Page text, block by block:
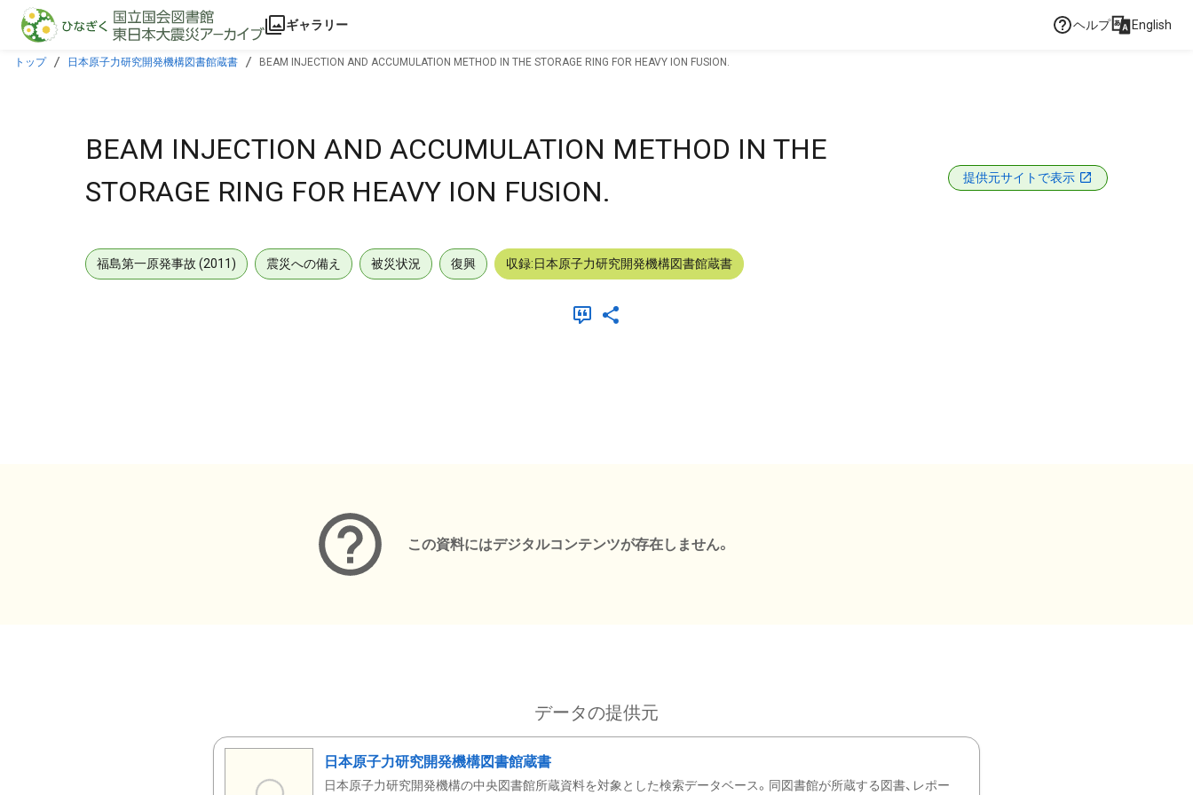
本文に飛ぶ
ギャラリー ヘルプ English
トップ 日本原子力研究開発機構図書館蔵書 BEAM INJECTION AND ACCUMULATION METHOD IN THE STORAGE RING FOR HEAVY ION FUSION.
BEAM INJECTION AND ACCUMULATION METHOD IN THE
STORAGE RING FOR HEAVY ION FUSION.
提供元サイトで表示
福島第一原発事故 (2011) 震災への備え 被災状況 復興 収録:日本原子力研究開発機構図書館蔵書
この資料にはデジタルコンテンツが存在しません。
データの提供元
日本原子力研究開発機構図書館蔵書
日本原子力研究開発機構の中央図書館所蔵資料を対象とした検索データベース。同図書館が所蔵する図書、レポー